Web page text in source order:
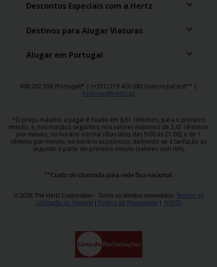
Gold+
Descontos Especiais com a Hertz
Destinos para Alugar Viaturas
Alugar em Portugal
808 202 038 (Portugal)* | (+351) 219 426 385 (outros países)** |
Reservas@Hertz.pt
*O preço máximo a pagar é fixado em 8,61 cêntimos, para o primeiro
minuto, e, nos minutos seguintes, nos valores máximos de 3,41 cêntimos
por minuto, no horário normal (dias úteis das 9:00 às 21:00), e de 1
cêntimo por minuto, no horário económico, definindo-se a tarifação ao
segundo a partir do primeiro minuto (valores com IVA).
**Custo de chamada para rede fixa nacional.
© 2026 The Hertz Corporation - Todos os direitos reservados. Termos de
Utilização do Website
Política de Privacidade RGPD